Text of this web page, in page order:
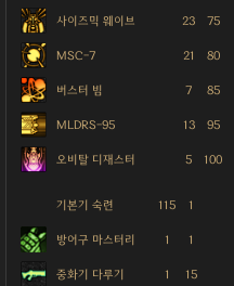
사이즈믹 웨이브 23 75
MSC-7 21 80
버스터 빔 7 85
MLDRS-95 13 95
오비탈 디재스터 5 100
기본기 숙련 115 1
방어구 마스터리 1 1
중화기 다루기 1 15